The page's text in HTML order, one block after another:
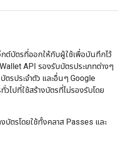
ต์บัตรที่ออกให้กับผู้ใช้เพื่อบันทึกไว้
API รองรับบัตรประเภทต่างๆ
ตรประจำตัว และอื่นๆ Google
ไปที่ใช้สร้างบัตรที่ไม่รองรับโดย
บัตรโดยใช้ทั้งคลาส Passes และ